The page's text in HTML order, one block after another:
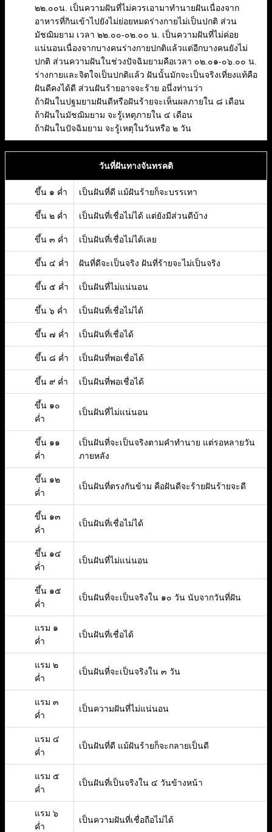
๒๒.๐๐น. เป็นความฝันที่ไม่ควรเอามาทำนายฝันเนื่องจาก
อาหารที่กินเข้าไปยังไม่ย่อยหมดร่างกายไม่เป็นปกติ ส่วน
มัชฌิมยาม เวลา ๒๒.๐๐-๐๒.๐๐ น. เป็นความฝันที่ไม่ค่อย
แน่นอนเนื่องจากบางคนร่างกายปกติแล้วแต่อีกบางคนยังไม่
ปกติ ส่วนความฝันในช่วงปัจฉิมยามคือเวลา ๐๒.๐๑-๐๖.๐๐ น.
ร่างกายและจิตใจเป็นปกติแล้ว ฝันนั้นมักจะเป็นจริงเที่ยงแท้คือ
ฝันดีคงได้ดี ส่วนฝันร้ายอาจจะร้าย อนึ่งท่านว่า
ถ้าฝันในปฐมยามฝันดีหรือฝันร้ายจะเห็นผลภายใน ๘ เดือน
ถ้าฝันในมัชฌิมยาม จะรู้เหตุภายใน ๔ เดือน
ถ้าฝันในปัจฉิมยาม จะรู้เหตุในวันหรือ ๒ วัน
วันที่ฝันทางจันทรคติ
ขึ้น ๑ ค่ำ เป็นฝันที่ดี แม้ฝันร้ายก็จะบรรเทา
ขึ้น ๒ ค่ำ เป็นฝันที่เชื่อไม่ได้ แต่ยังมีส่วนดีบ้าง
ขึ้น ๓ ค่ำ เป็นฝันที่เชื่อไม่ได้เลย
ขึ้น ๔ ค่ำ ฝันที่ดีจะเป็นจริง ฝันที่ร้ายจะไม่เป็นจริง
ขึ้น ๕ ค่ำ เป็นฝันที่ไม่แน่นอน
ขึ้น ๖ ค่ำ เป็นฝันที่เชื่อไม่ได้
ขึ้น ๗ ค่ำ เป็นฝันที่เชื่อได้
ขึ้น ๘ ค่ำ เป็นฝันที่พอเชื่อได้
ขึ้น ๙ ค่ำ เป็นฝันที่พอเชื่อได้
ขึ้น ๑๐
ค่ำ
เป็นฝันที่ไม่แน่นอน
ขึ้น ๑๑
ค่ำ
เป็นฝันที่จะเป็นจริงตามคำทำนาย แต่รอหลายวัน
ภายหลัง
ขึ้น ๑๒
ค่ำ
เป็นฝันที่ตรงกันข้าม คือฝันดีจะร้ายฝันร้ายจะดี
ขึ้น ๑๓
ค่ำ
เป็นฝันที่เชื่อไม่ได้
ขึ้น ๑๔
ค่ำ
เป็นฝันที่ไม่แน่นอน
ขึ้น ๑๕
ค่ำ
เป็นฝันที่จะเป็นจริงใน ๑๐ วัน นับจากวันที่ฝัน
แรม ๑
ค่ำ
เป็นฝันที่เชื่อได้
แรม ๒
ค่ำ
เป็นฝันที่จะเป็นจริงใน ๓ วัน
แรม ๓
ค่ำ
เป็นความฝันที่ไม่แน่นอน
แรม ๔
ค่ำ
เป็นฝันที่ดี แม้ฝันร้ายก็จะกลายเป็นดี
แรม ๕
ค่ำ
เป็นฝันที่เป็นจริงใน ๔ วันข้างหน้า
แรม ๖
ค่ำ
เป็นความฝันที่เชื่อถือไม่ได้